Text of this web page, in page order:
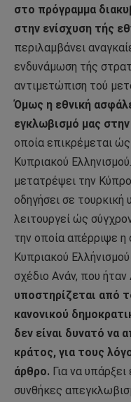
στο πρόγραμμα
στην ενίσχυση τής
περιλαμβάνει
ενδυνάμωση τής
αντιμετώπιση τού
Όμως η εθνική
εγκλωβισμό μας
οποία επικρέμεται
Κυπριακού
μετατρέψει την
οδηγήσει σε τουρκική
λειτουργεί ώς
την οποία απέρριψε η
Κυπριακού
σχέδιο Ανάν, που
υποστηρίζεται από
κανονικού
δεν είναι δυνατό να
κράτος, για τους
άρθρο. Για να
συνθήκες